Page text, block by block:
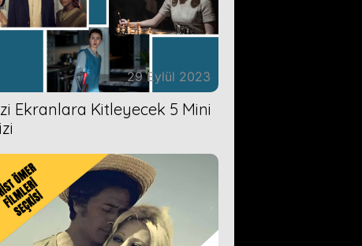
29 Eylül 2023
Ekranlara Kitleyecek 5 Mini